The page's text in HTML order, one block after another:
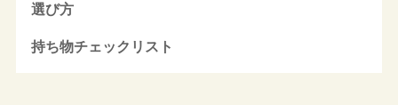
選び方
持ち物チェックリスト